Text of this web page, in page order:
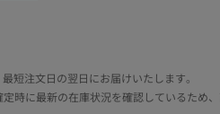
短注文日の翌日にお届けいたします。
時に最新の在庫状況を確認しているため